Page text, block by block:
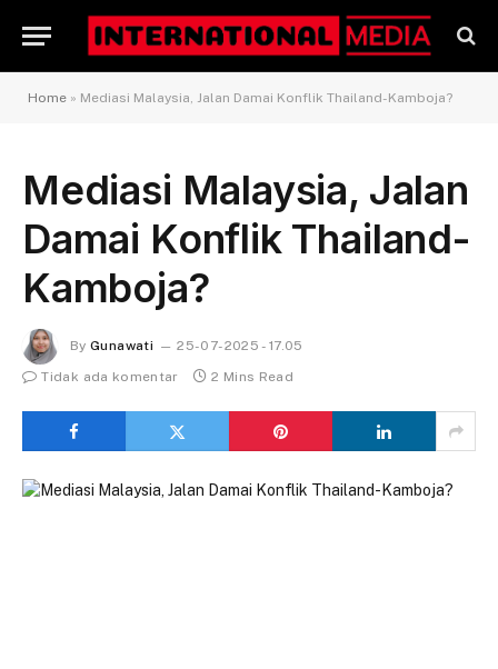
Home » Mediasi Malaysia, Jalan Damai Konflik Thailand-Kamboja?
Mediasi Malaysia, Jalan
Damai Konflik Thailand-
Kamboja?
By Gunawati
25-07-2025 - 17.05
Tidak ada komentar
2 Mins Read